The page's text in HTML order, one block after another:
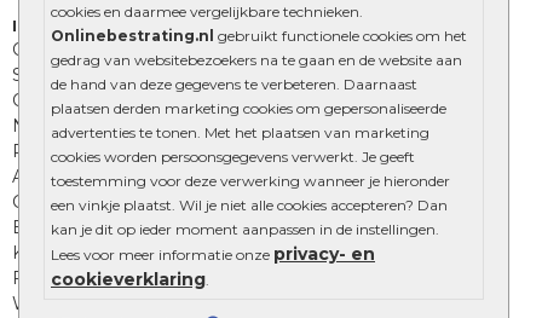
cookies en daarmee vergelijkbare technieken.
Onlinebestrating.nl gebruikt functionele cookies om het
gedrag van websitebezoekers na te gaan en de website aan
de hand van deze gegevens te verbeteren. Daarnaast
plaatsen derden marketing cookies om gepersonaliseerde
advertenties te tonen. Met het plaatsen van marketing
cookies worden persoonsgegevens verwerkt. Je geeft
toestemming voor deze verwerking wanneer je hieronder
een vinkje plaatst. Wil je niet alle cookies accepteren? Dan
kan je dit op ieder moment aanpassen in de instellingen.
Lees voor meer informatie onze privacy- en
cookieverklaring
Informatie
Over Onlinebestrating.nl
Showroom
Onze online tuinwinkels
Nuttige informatie
Privacy Policy
Algemene voorwaarden
Cookies beleid
Excluton garantie
Klantenbeoordelingen
Foto's en voorbeelden
Workshop bestraten